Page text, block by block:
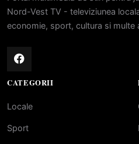
Nord-Vest TV - televiziunea
economie, sport, cultura si multe
CATEGORII
Locale
Sport